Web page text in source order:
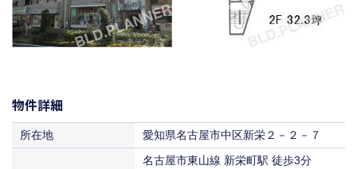
物件詳細
所在地 愛知県名古屋市中区新栄２－２－７
名古屋市東山線 新栄町駅 徒歩3分